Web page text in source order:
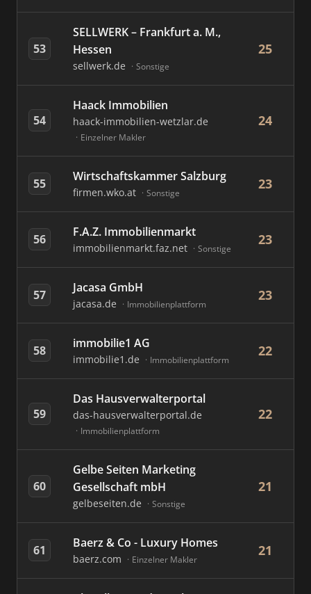
53
SELLWERK – Frankfurt a. M.,
Hessen
sellwerk.de Sonstige
25
54
Haack Immobilien
haack-immobilien-wetzlar.de
Einzelner Makler
24
55 Wirtschaftskammer Salzburg
firmen.wko.at Sonstige
23
56 F.A.Z. Immobilienmarkt
immobilienmarkt.faz.net Sonstige
23
57 Jacasa GmbH
jacasa.de Immobilienplattform
23
58 immobilie1 AG
immobilie1.de Immobilienplattform
22
59
Das Hausverwalterportal
das-hausverwalterportal.de
Immobilienplattform
22
60
Gelbe Seiten Marketing
Gesellschaft mbH
gelbeseiten.de Sonstige
21
61 Baerz & Co - Luxury Homes
baerz.com Einzelner Makler
21